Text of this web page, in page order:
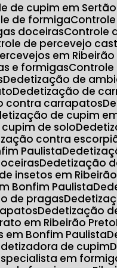
de cupim em
de formiga
doceiras
de percevejo
em
e formigas
Dedetização de
Dedetização de
contra carrapatos
de cupim
cupim de solo
contra
Paulista
Dedetização
insetos em
Bonfim Paulista
de pragas
Dedetização
em Ribeirão Preto
em Bonfim Paulista
de cupim
em